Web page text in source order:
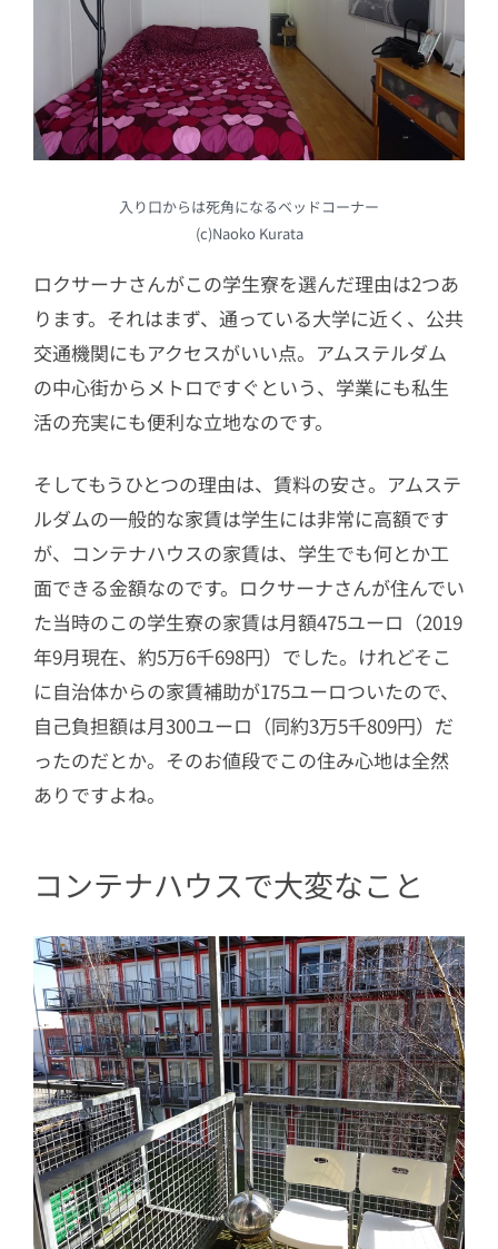
入り口からは死角になるベッドコーナー
(c)Naoko Kurata
ロクサーナさんがこの学生寮を選んだ理由は2つあ
ります。それはまず、通っている大学に近く、公共
交通機関にもアクセスがいい点。アムステルダム
の中心街からメトロですぐという、学業にも私生
活の充実にも便利な立地なのです。
そしてもうひとつの理由は、賃料の安さ。アムステ
ルダムの一般的な家賃は学生には非常に高額です
が、コンテナハウスの家賃は、学生でも何とか工
面できる金額なのです。ロクサーナさんが住んでい
た当時のこの学生寮の家賃は月額475ユーロ（2019
年9月現在、約5万6千698円）でした。けれどそこ
に自治体からの家賃補助が175ユーロついたので、
自己負担額は月300ユーロ（同約3万5千809円）だ
ったのだとか。そのお値段でこの住み心地は全然
ありですよね。
コンテナハウスで大変なこと